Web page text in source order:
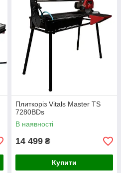
Плиткоріз Vitals Master TS
7280BDs
В наявності
14 499 ₴
Купити